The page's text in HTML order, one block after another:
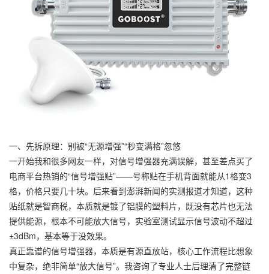
一、先拆原理：别被“无源增强”“秒变满格”忽悠
一开始我和很多网友一样，对信号增强器充满误解，甚至差点买了
电商平台热销的“信号增强贴”——号称贴在手机背面就能从1格变3
格，价格只要几十块。后来看到澎湃新闻的实测报道才知道，这种
贴纸就是智商税，本质就是镀了铝膜的塑料片，既没有芯片也无法
提供能源，根本不可能放大信号，实验室测试显示信号波动不超过
±3dBm，基本等于没效果。
真正靠谱的信号增强器，本质是有源直放站，核心工作流程比想象
中复杂，绝非简单“放大信号”。我咨询了专业人士后理清了完整链